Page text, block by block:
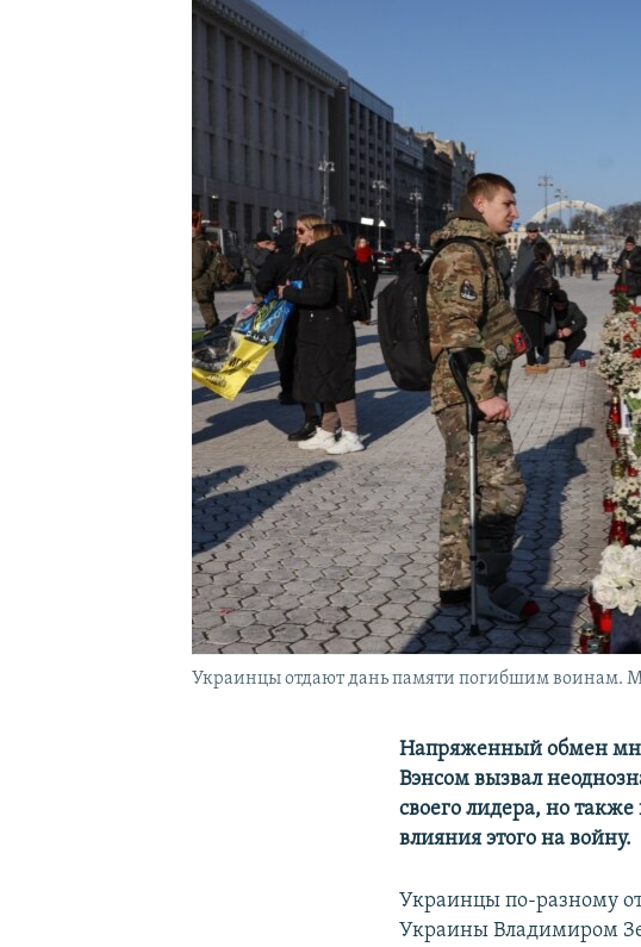
Украинцы отдают дань памяти погибшим воинам.
Напряженный обмен
Вэнсом вызвал
своего лидера, но
влияния этого на войну.
Украинцы по-разному
Украины Владимиром